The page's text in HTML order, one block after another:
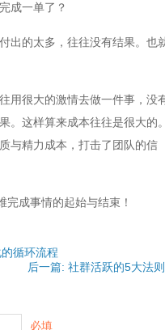
成一单了？
出的太多，往往没有结果。也
用很大的激情去做一件事，没
。这样算来成本往往是很大的
与精力成本，打击了团队的信
完成事情的起始与结束！
循环流程
后一篇: 社群活跃的5大法则
必填